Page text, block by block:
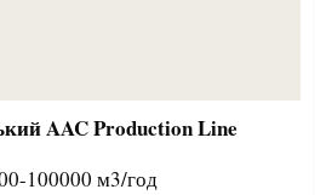
AAC Production Line
100000 м3/год